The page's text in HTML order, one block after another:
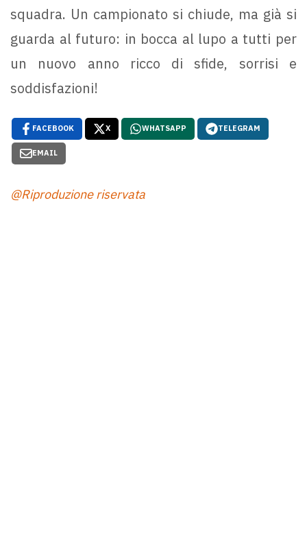
squadra. Un campionato si chiude, ma già si
guarda al futuro: in bocca al lupo a tutti per
un nuovo anno ricco di sfide, sorrisi e
soddisfazioni!
FACEBOOK X WHATSAPP TELEGRAM
EMAIL
@Riproduzione riservata